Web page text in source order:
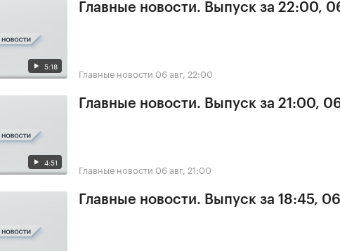
5:18
Главные новости. Выпуск за 22:00,
Главные новости 06 авг, 22:00
4:51
Главные новости. Выпуск за 21:00,
Главные новости 06 авг, 21:00
Главные новости. Выпуск за 18:45,